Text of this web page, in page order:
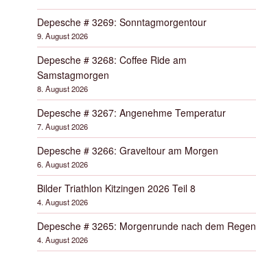
Depesche # 3269: Sonntagmorgentour
9. August 2026
Depesche # 3268: Coffee Ride am
Samstagmorgen
8. August 2026
Depesche # 3267: Angenehme Temperatur
7. August 2026
Depesche # 3266: Graveltour am Morgen
6. August 2026
Bilder Triathlon Kitzingen 2026 Teil 8
4. August 2026
Depesche # 3265: Morgenrunde nach dem Regen
4. August 2026